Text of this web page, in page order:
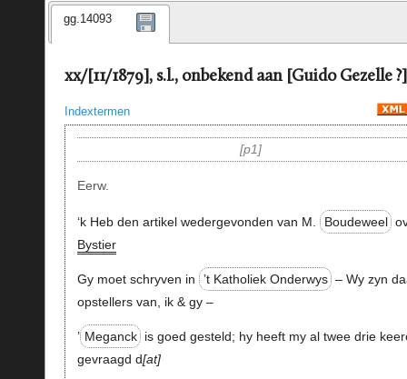
gg.14093
xx/[11/1879], s.l., onbekend aan [Guido Gezelle ?]
Indextermen
p1
Eerw.
‘k Heb den artikel wedergevonden van M. Boudeweel
Bystier
Gy moet schryven in ’t Katholiek Onderwys – Wy zyn
opstellers van, ik & gy –
’ Meganck is goed gesteld; hy heeft my al twee drie
gevraagd d at